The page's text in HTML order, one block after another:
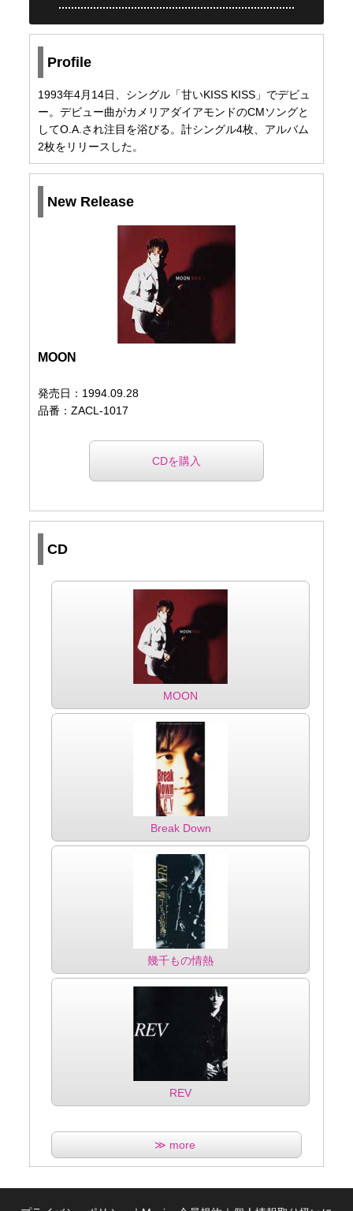
Profile
1993年4月14日、シングル「甘いKISS KISS」でデビュ
ー。デビュー曲がカメリアダイアモンドのCMソングと
してO.A.され注目を浴びる。計シングル4枚、アルバム
2枚をリリースした。
New Release
MOON
発売日：1994.09.28
品番：ZACL-1017
CDを購入
CD
MOON
Break Down
幾千もの情熱
REV
≫ more